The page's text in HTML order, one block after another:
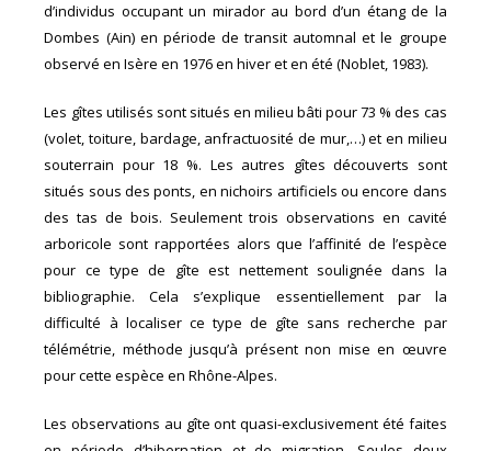
d’individus occupant un mirador au bord d’un étang de la
Dombes (Ain) en période de transit automnal et le groupe
observé en Isère en 1976 en hiver et en été (Noblet, 1983).
Les gîtes utilisés sont situés en milieu bâti pour 73 % des cas
(volet, toiture, bardage, anfractuosité de mur,…) et en milieu
souterrain pour 18 %. Les autres gîtes découverts sont
situés sous des ponts, en nichoirs artificiels ou encore dans
des tas de bois. Seulement trois observations en cavité
arboricole sont rapportées alors que l’affinité de l’espèce
pour ce type de gîte est nettement soulignée dans la
bibliographie. Cela s’explique essentiellement par la
difficulté à localiser ce type de gîte sans recherche par
télémétrie, méthode jusqu’à présent non mise en œuvre
pour cette espèce en Rhône-Alpes.
Les observations au gîte ont quasi-exclusivement été faites